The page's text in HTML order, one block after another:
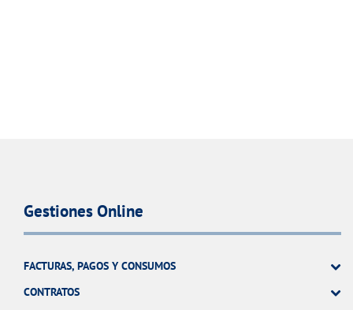
Gestiones Online
FACTURAS, PAGOS Y CONSUMOS
CONTRATOS